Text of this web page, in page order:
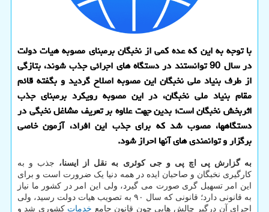
با توجه به این که عده کمی از نخبگان برمبنای مصوبه هیات دولت
در سال 90 توانستند در دستگاه های اجرائی جذب شوند، بتازگی
از طرف بنیاد ملی نخبگان این مصوبه اصلاح گردید و بگفته قائم
مقام بنیاد ملی نخبگان، در این مصوبه رویکرد برمبنای جذب
اثربخش نخبگان است؛ بدین جهت علاوه بر تعریف مشاغل نخبگی در
دستگاهها، مصوب شد که برای جذب این افراد، آزمون خاصی
برگزار و توانمندی های آنها احراز شود.
به گزارش پی اچ پی و جی کوئری به نقل از ایسنا، جذب و به
کارگیری نخبگان و صاحبان ایده در همه دنیا یک ضرورت است و برای
این امر تسهیل گری صورت می گیرد، ولی این امر در کشور ما نیاز
به قانونی دارد؛ قانونی که سال ۹۰ به تصویب هیات دولت رسید، ولی
اجرای آن درگیر چالش هایی چون قانون جامع خدمات کشوری شد و